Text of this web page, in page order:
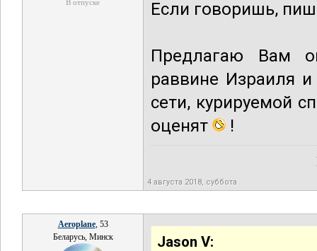
В отпуске
Если говоришь,
Предлагаю Вам
раввине Израиля
сети, курируемой
оценят
!
4 августа 2018, суббота
Aeroplane, 53
Беларусь, Минск
Jason V: